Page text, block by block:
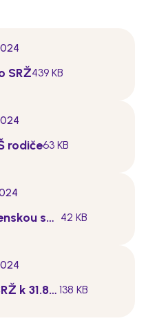
SRŽ439 KB
rodiče63 KB
Pozvánka na členskou schůzi 42 KB
Účetní zpráva SRŽ k 31.8.2023 138 KB